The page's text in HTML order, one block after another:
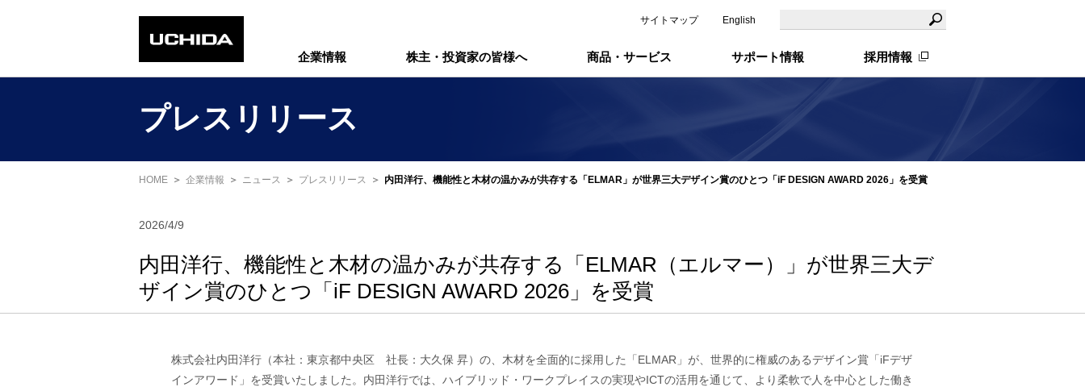
サイトマップ English
企業情報 株主・投資家の皆様へ 商品・サービス サポート情報 採用情報
プレスリリース
HOME 企業情報 ニュース プレスリリース 内田洋行、機能性と木材の温かみが共存する「ELMAR」が世界三大デザイン賞のひとつ「iF DESIGN AWARD 2026」を受賞
2026/4/9
内田洋行、機能性と木材の温かみが共存する「ELMAR（エルマー）」が世界三大デ
ザイン賞のひとつ「iF DESIGN AWARD 2026」を受賞
株式会社内田洋行（本社：東京都中央区 社長：大久保 昇）の、木材を全面的に採用した「ELMAR」が、世界的に権威のあるデザイン賞「iFデザ
インアワード」を受賞いたしました。内田洋行では、ハイブリッド・ワークプレイスの実現やICTの活用を通じて、より柔軟で人を中心とした働き